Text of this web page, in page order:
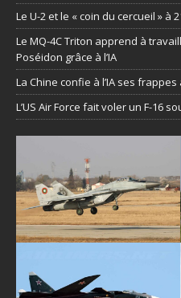
Le U-2 et le « coin du cercueil » à
Le MQ-4C Triton apprend à
Poséidon grâce à l’IA
La Chine confie à l’IA ses
L’US Air Force fait voler un F-16